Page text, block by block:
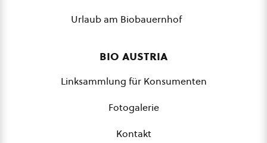
Urlaub am Biobauernhof
bio austria
Linksammlung für Konsumenten
Fotogalerie
Kontakt